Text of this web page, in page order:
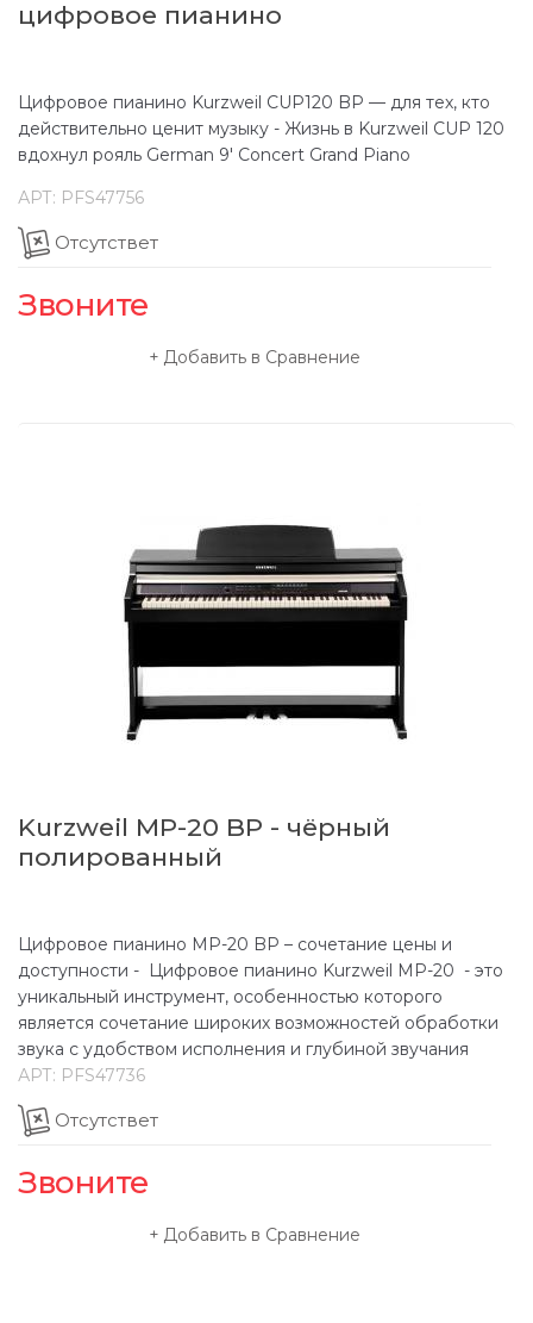
цифровое пианино
Цифровое пианино Kurzweil CUP120 BP — для тех, кто
действительно ценит музыку - Жизнь в Kurzweil CUP 120
вдохнул рояль German 9' Concert Grand Piano
АРТ: PFS47756
Отсутствет
Звоните
Добавить в Сравнение
Kurzweil MP-20 BP - чёрный
полированный
Цифровое пианино МР-20 BP – сочетание цены и
доступности - Цифровое пианино Kurzweil МР-20 - это
уникальный инструмент, особенностью которого
является сочетание широких возможностей обработки
звука с удобством исполнения и глубиной звучания
АРТ: PFS47736
Отсутствет
Звоните
Добавить в Сравнение